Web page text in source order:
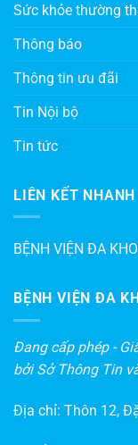
Sức khỏe thường
Thông báo
Thông tin ưu đãi
Tin Nội bộ
Tin tức
LIÊN KẾT NHANH
BỆNH VIỆN ĐA
BỆNH VIỆN ĐA
Đang cấp phép -
bởi Sở Thông Tin
Địa chỉ: Thôn 12,